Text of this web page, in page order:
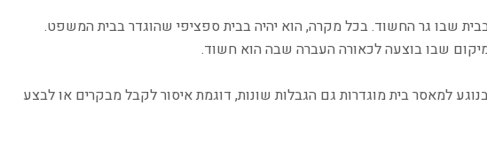
שבו גר החשוד. בכל מקרה, הוא יהיה בבית ספציפי שהוגדר בבית המשפט.
שבו בוצעה לכאורה העברה שבה הוא חשוד.
למאסר בית מוגדרות גם הגבלות שונות, דוגמת איסור לקבל מבקרים או לבצע